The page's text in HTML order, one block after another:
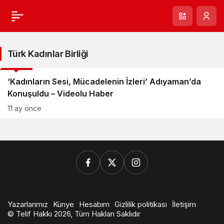
Türk Kadınlar Birliği
‘Kadınların Sesi, Mücadelenin İzleri’ Adıyaman’da
Konuşuldu – Videolu Haber
11 ay önce
Yazarlarımız Künye Hesabım Gizlilik politikası
İletişim
© Telif Hakkı 2026, Tüm Hakları Saklıdır